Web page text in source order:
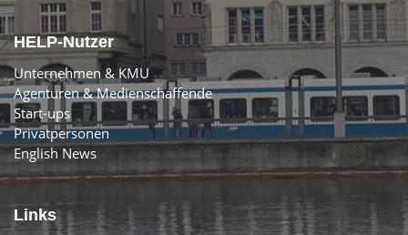
HELP-Nutzer
Unternehmen & KMU
Agenturen & Medienschaffende
Start-ups
Privatpersonen
English News
Links